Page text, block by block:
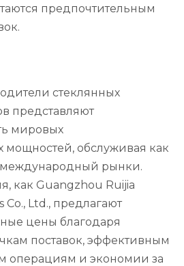
предпочтительным
стеклянных
представляют
мировых
мощностей, обслуживая как
международный рынки.
как Guangzhou Ruijia
Ltd., предлагают
цены благодаря
поставок, эффективным
операциям и экономии за